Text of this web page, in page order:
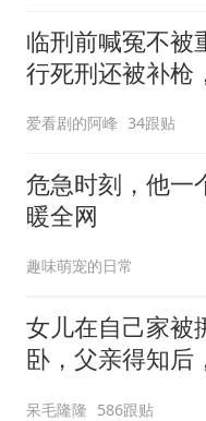
临刑前喊冤不被
行死刑还被补枪
勒图被捕后的62
爱看剧的阿峰 34跟贴
危急时刻，他一
暖全网
趣味萌宠的日常
女儿在自己家被
卧，父亲得知后
呆毛隆隆 586跟贴